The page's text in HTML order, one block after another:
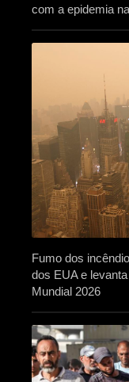
com a epidemia
Fumo dos
dos EUA e
Mundial 2026